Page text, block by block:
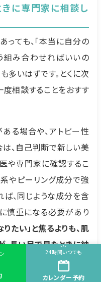
24時間いつでも
カレンダー予約
に専門家に相談し
っても、「本当に自分の
組み合わせればいいの
多いはずです。とくに次
度相談することをおすす
る場合や、アトピー性
、自己判断で新しい美
や専門家に確認するこ
やピーリング成分で強
、同じような成分を含
慎重になる必要があり
たい」と焦るよりも、肌
、長い目で見たときに納